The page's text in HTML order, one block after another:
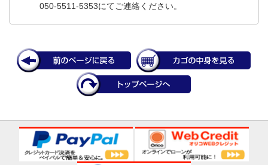
050-5511-5353にてご連絡ください。